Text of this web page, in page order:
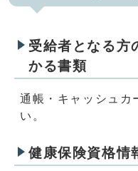
受給者となる方
かる書類
通帳・キャッシュカ
い。
健康保険資格情